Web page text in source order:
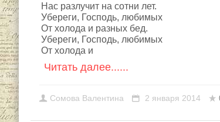
Нас разлучит на сотни лет.
Убереги, Господь, любимых
От холода и разных бед.
Убереги, Господь, любимых
От холода и
Читать далее......
Сомовa Валентина 2 января 2014